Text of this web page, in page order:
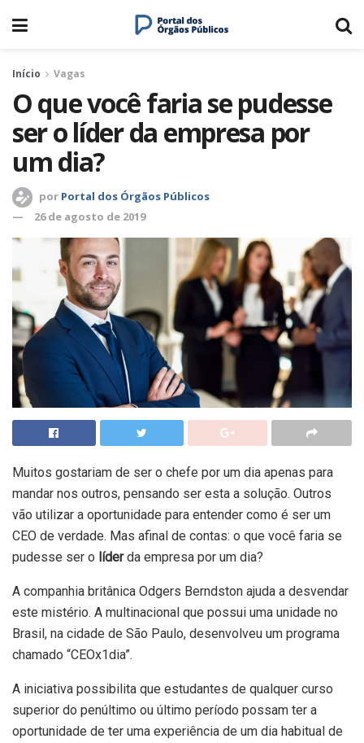
Início Vagas
O que você faria se pudesse
ser o líder da empresa por
um dia?
por Portal dos Órgãos Públicos
26 de agosto de 2019
Muitos gostariam de ser o chefe por um dia apenas para
mandar nos outros, pensando ser esta a solução. Outros
vão utilizar a oportunidade para entender como é ser um
CEO de verdade. Mas afinal de contas: o que você faria se
pudesse ser o líderda empresa por um dia?
A companhia britânica Odgers Berndston ajuda a desvendar
este mistério. A multinacional que possui uma unidade no
Brasil, na cidade de São Paulo, desenvolveu um programa
chamado “CEOx1dia”.
A iniciativa possibilita que estudantes de qualquer curso
superior do penúltimo ou último período possam ter a
oportunidade de ter uma experiência de um dia habitual de